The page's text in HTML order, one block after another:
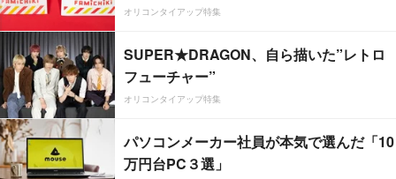
オリコンタイアップ特集
SUPER★DRAGON、自ら描いた”レトロ
フューチャー”
オリコンタイアップ特集
パソコンメーカー社員が本気で選んだ「10
万円台PC３選」